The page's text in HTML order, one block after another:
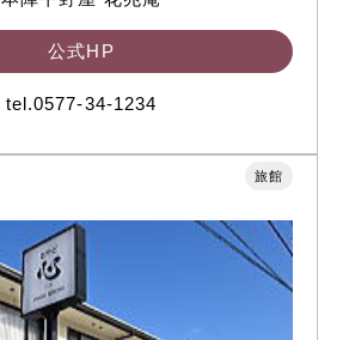
公式HP
tel.0577-34-1234
旅館